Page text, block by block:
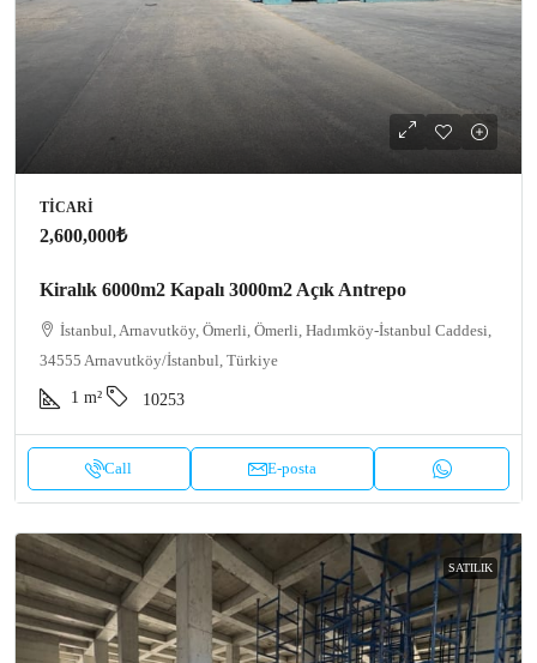
TICARI
2,600,000₺
Kiralık 6000m2 Kapalı 3000m2 Açık Antrepo
İstanbul, Arnavutköy, Ömerli, Ömerli, Hadımköy-İstanbul Caddesi,
34555 Arnavutköy/İstanbul, Türkiye
1 m² 10253
Call E-posta
SATILIK